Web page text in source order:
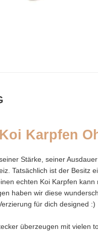
Koi Karpfen
Stärke, seiner
Tatsächlich ist der Besitz
echten Koi Karpfen
haben wir diese
für dich designed :)
überzeugen mit vielen